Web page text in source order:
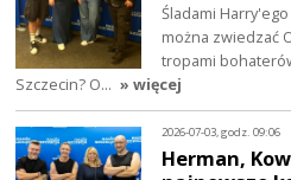
Śladami
można zwiedzać
tropami
Szczecin? O… » więcej
2026-07-03, godz. 09:06
Herman,